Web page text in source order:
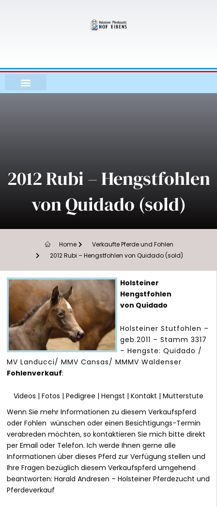
2012 Rubi – Hengstfohlen
von Quidado (sold)
Home
Verkaufte Pferde und Fohlen
2012 Rubi – Hengstfohlen von Quidado (sold)
Holsteiner
Hengstfohlen
von Quidado
Holsteiner Stutfohlen –
geb.2011 – Stamm 3317
– Hengste: Quidado /
MV Landucci/ MMV Cansas/ MMMV Waldenser
Fohlenverkauf:
Videos | Fotos | Pedigree | Hengst | Kontakt | Mutterstute
Wenn Sie mehr Informationen zu diesem Verkaufspferd
oder Fohlen wünschen oder einen Besichtigungs-Termin
verabreden möchten, so kontaktieren Sie mich bitte direkt
per Email oder Telefon. Ich werde Ihnen gerne alle
Informationen über dieses Pferd zur Verfügung stellen und
Ihre Fragen bezüglich diesem Verkaufspferd umgehend
beantworten: Harald Andresen – Holsteiner Pferdezucht und
Pferdeverkauf